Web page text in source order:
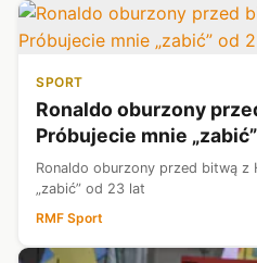
SPORT
Ronaldo oburzony
Próbujecie mnie
Ronaldo oburzony przed bitwą z
„zabić” od 23 lat
RMF Sport